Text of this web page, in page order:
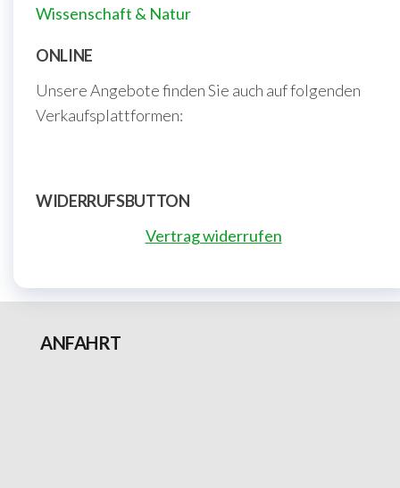
Wissenschaft & Natur
ONLINE
Unsere Angebote finden Sie auch auf folgenden
Verkaufsplattformen:
WIDERRUFSBUTTON
Vertrag widerrufen
ANFAHRT